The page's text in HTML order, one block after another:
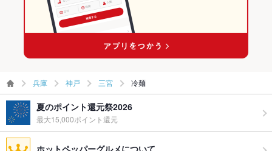
兵庫 神戸 三宮 冷麺
夏のポイント還元祭2026
最大15,000ポイント還元